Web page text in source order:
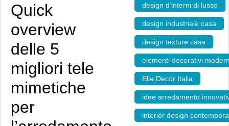
Quick
overview
delle 5
migliori tele
mimetiche
per
design d’interni di lusso
design industriale casa
design texture casa
elementi decorativi
Elle Decor Italia
idee arredamento
interior design